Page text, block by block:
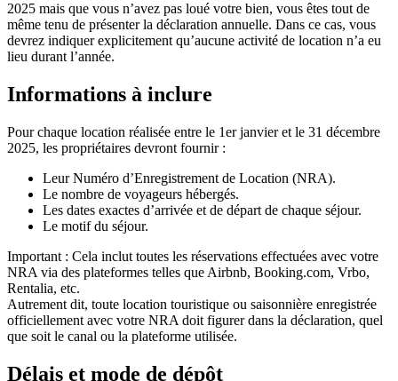
2025 mais que vous n’avez pas loué votre bien, vous êtes tout de
même tenu de présenter la déclaration annuelle. Dans ce cas, vous
devrez indiquer explicitement qu’aucune activité de location n’a eu
lieu durant l’année.
Informations à inclure
Pour chaque location réalisée entre le 1er janvier et le 31 décembre
2025, les propriétaires devront fournir :
Leur Numéro d’Enregistrement de Location (NRA).
Le nombre de voyageurs hébergés.
Les dates exactes d’arrivée et de départ de chaque séjour.
Le motif du séjour.
Important : Cela inclut toutes les réservations effectuées avec votre
NRA via des plateformes telles que Airbnb, Booking.com, Vrbo,
Rentalia, etc.
Autrement dit, toute location touristique ou saisonnière enregistrée
officiellement avec votre NRA doit figurer dans la déclaration, quel
que soit le canal ou la plateforme utilisée.
Délais et mode de dépôt